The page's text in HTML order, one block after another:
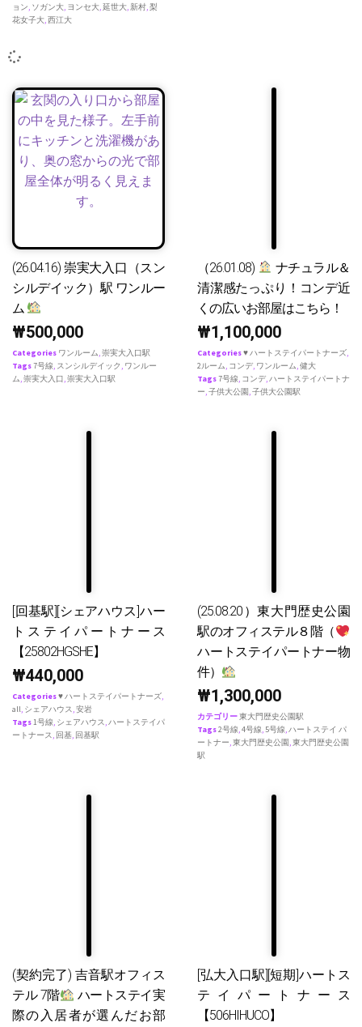
ョン, ソガン大, ヨンセ大,延世大,新村,梨
花女子大,西江大
(26.04.16) 崇実大入口（スン
シルデイック）駅 ワンルー
ム
₩500,000
Categories ワンルーム,崇実大入口駅
Tags7号線, スンシルデイック , ワンルー
ム,崇実大入口,崇実大入口駅
（26.01.08)
ナチュラル＆
清潔感たっぷり！コンデ近
くの広いお部屋はこちら！
₩1,100,000
Categories♥ ハートステイパートナーズ,
2ルーム, コンデ, ワンルーム,健大
Tags7号線, コンデ,ハートステイパートナ
ー,子供大公園 ,子供大公園駅
[回基駅][シェアハウス]ハー
トステイパートナース
【25802HGSHE】
₩440,000
Categories♥ ハートステイパートナーズ,
all, シェアハウス,安岩
Tags1号線, シェアハウス,ハートステイパ
ートナース, 回基, 回基駅
(25.08.20）東大門歴史公園
駅のオフィステル８階（
ハートステイパートナー物
件）
₩1,300,000
カテゴリー東大門歴史公園駅
Tags2号線,4号線, 5号線,ハートステイ パ
ートナー,東大門歴史公園 ,東大門歴史公園
駅
(契約完了) 吉音駅オフィス
テル 7階
ハートステイ実
際の入居者が選んだお部
[弘大入口駅][短期]ハートス
テイパートナース
【506HIHUCO】